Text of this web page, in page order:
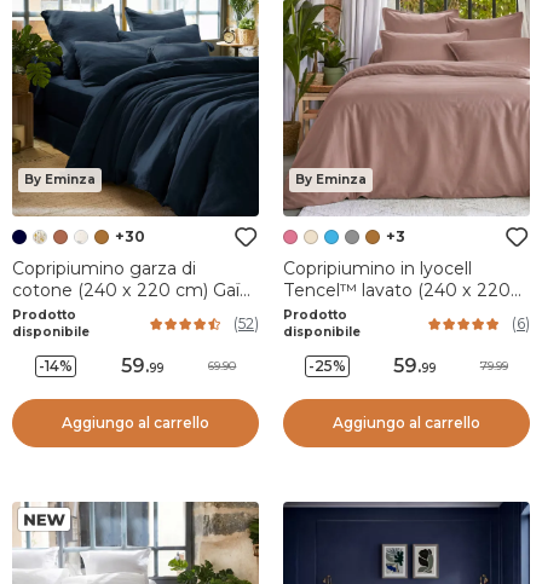
By Eminza
+30
Copripiumino garza di
cotone (240 x 220 cm) Gaïa
Blu notte
Prodotto
disponibile
(52)
-14% 59.99 69.90
Aggiungo al carrello
By Eminza
+3
Copripiumino in lyocell
Tencel™ lavato (240 x 220
cm) Olivia Rosa blush
Prodotto
disponibile
(6)
-25% 59.99 79.99
Aggiungo al carrello